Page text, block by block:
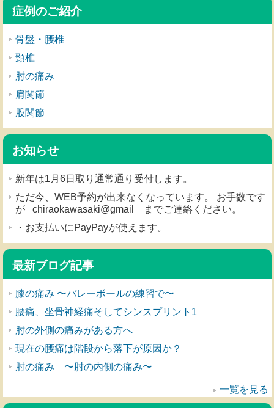
症例のご紹介
骨盤・腰椎
頸椎
肘の痛み
肩関節
股関節
お知らせ
新年は1月6日取り通常通り受付します。
ただ今、WEB予約が出来なくなっています。 お手数です
が chiraokawasaki@gmail までご連絡ください。
・お支払いにPayPayが使えます。
最新ブログ記事
膝の痛み 〜バレーボールの練習で〜
腰痛、坐骨神経痛そしてシンスプリント1
肘の外側の痛みがある方へ
現在の腰痛は階段から落下が原因か？
肘の痛み 〜肘の内側の痛み〜
一覧を見る